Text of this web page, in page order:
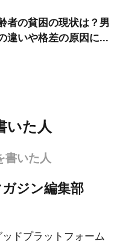
者の貧困の現状は？男
違いや格差の原因に...
いた人
書いた人
ジン編集部
ドプラットフォーム